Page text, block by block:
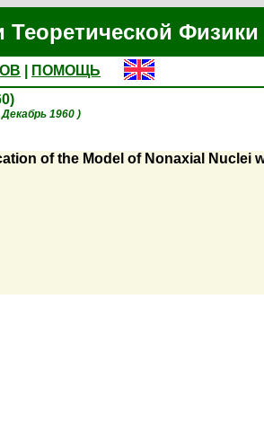
Физики
ПОМОЩЬ
Декабрь 1960 )
of the Model of Nonaxial Nuclei